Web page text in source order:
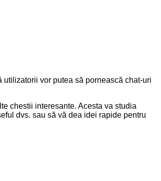
utilizatorii vor putea să pornească chat-uri
chestii interesante. Acesta va studia
dvs. sau să vă dea idei rapide pentru